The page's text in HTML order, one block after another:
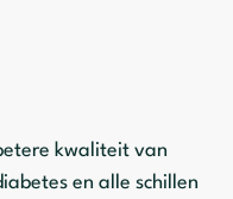
kwaliteit van
en alle schillen